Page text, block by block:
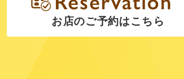
お店のご予約はこちら